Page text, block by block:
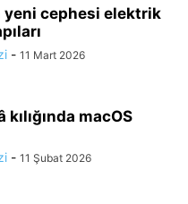
yeni cephesi elektrik
- 11 Mart 2026
kılığında macOS
- 11 Şubat 2026